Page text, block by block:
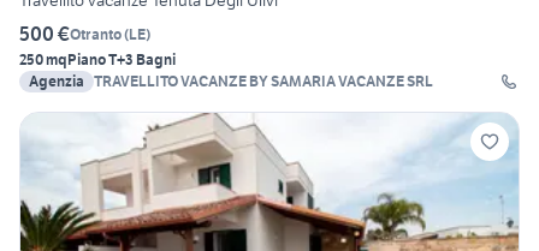
500 €Otranto(LE)
250 mqPiano T+3 Bagni
Agenzia TRAVELLITO VACANZE BY SAMARIA VACANZE SRL